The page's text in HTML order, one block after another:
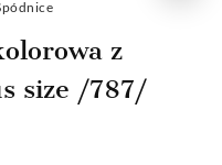
z
size /787/